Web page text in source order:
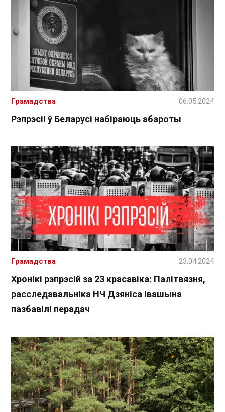
Рэпрэсіі ў Беларусі набіраюць абароты
Грамадства 06.05.2024
Хронікі рэпрэсій за 23 красавіка: Палітвязня,
расследавальніка НЧ Дзяніса Івашына
пазбавілі перадач
Грамадства 23.04.2024